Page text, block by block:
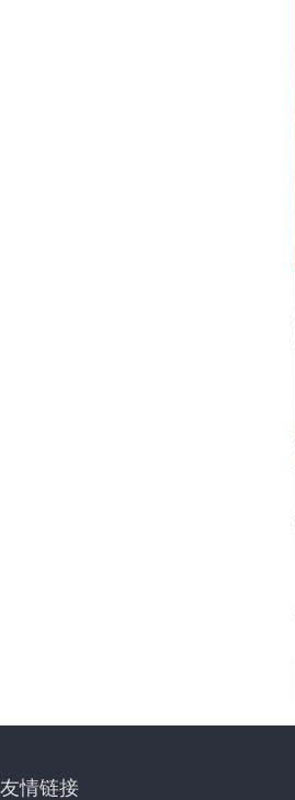
友情链接